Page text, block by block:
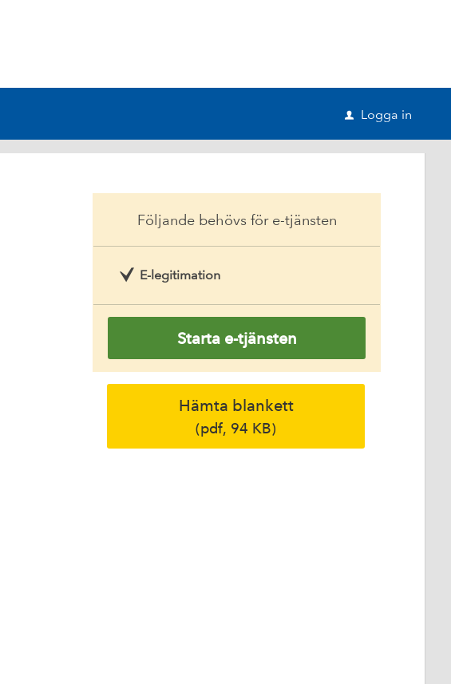
u Logga in
Följande behövs för e-tjänsten
E-legitimation
Starta e-tjänsten
Hämta blankett
(pdf, 94 KB)